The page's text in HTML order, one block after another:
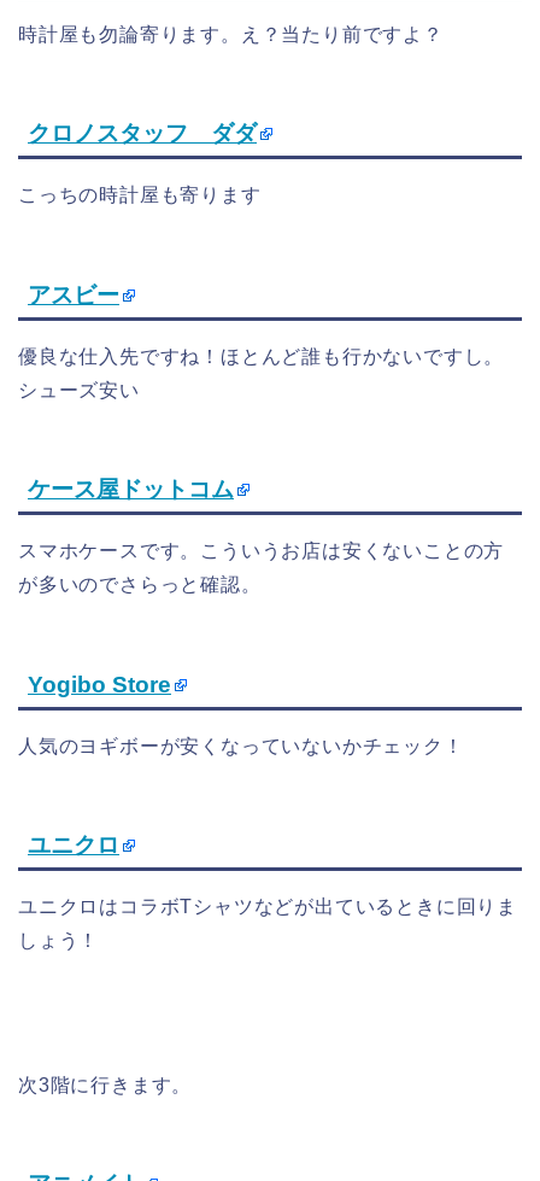
時計屋も勿論寄ります。え？当たり前ですよ？
クロノスタッフ ダダ
こっちの時計屋も寄ります
アスビー
優良な仕入先ですね！ほとんど誰も行かないですし。
シューズ安い
ケース屋ドットコム
スマホケースです。こういうお店は安くないことの方
が多いのでさらっと確認。
Yogibo Store
人気のヨギボーが安くなっていないかチェック！
ユニクロ
ユニクロはコラボTシャツなどが出ているときに回りま
しょう！
次3階に行きます。